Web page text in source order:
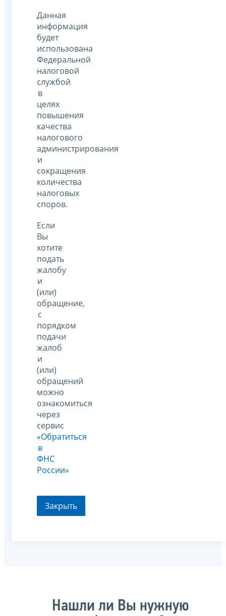
Данная
информация
будет
использована
Федеральной
налоговой
службой
в
целях
повышения
качества
налогового
администрирования
и
сокращения
количества
налоговых
споров.
Если
Вы
хотите
подать
жалобу
и
(или)
обращение,
с
порядком
подачи
жалоб
и
(или)
обращений
можно
ознакомиться
через
сервис
«Обратиться
в
ФНС
России»
Закрыть
Нашли ли Вы нужную